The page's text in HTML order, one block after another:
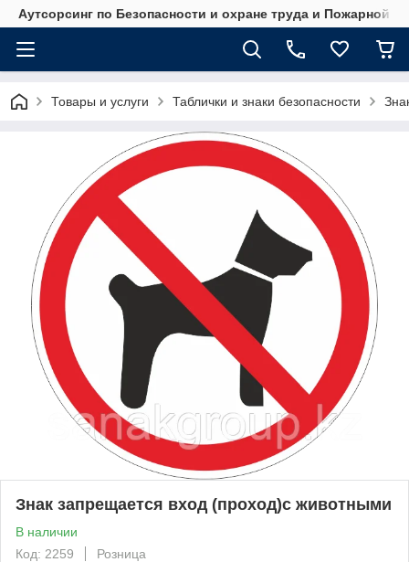
Аутсорсинг по Безопасности и охране труда и Пожарной
Товары и услуги Таблички и знаки безопасности
Знак запрещается вход (проход)с животными
В наличии
Код: 2259
Розница